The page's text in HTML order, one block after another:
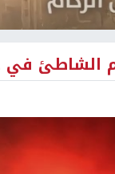
الشاطئ في